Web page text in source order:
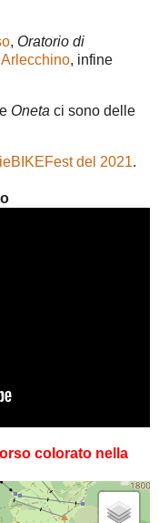
, Oratorio di
, infine
e Oneta ci sono delle
del 2021.
colorato nella